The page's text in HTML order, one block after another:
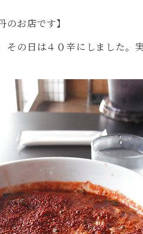
お店です】
その日は４０辛にしました